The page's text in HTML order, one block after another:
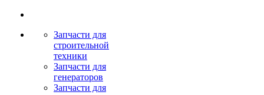
Запчасти для
строительной
техники
Запчасти для
генераторов
Запчасти для